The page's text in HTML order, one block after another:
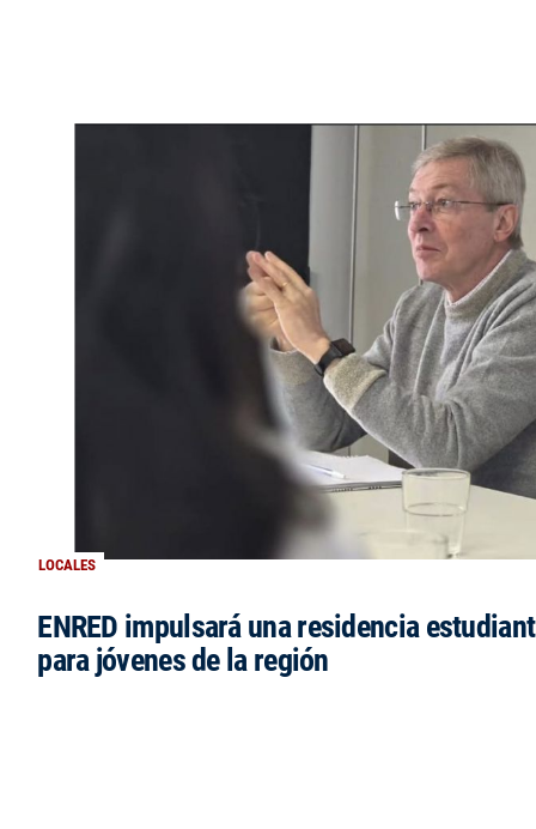
LOCALES
ENRED impulsará una residencia
para jóvenes de la región